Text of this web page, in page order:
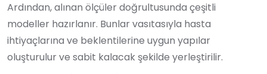
Ardından, alınan ölçüler doğrultusunda çeşitli
modeller hazırlanır. Bunlar vasıtasıyla hasta
ihtiyaçlarına ve beklentilerine uygun yapılar
oluşturulur ve sabit kalacak şekilde yerleştirilir.